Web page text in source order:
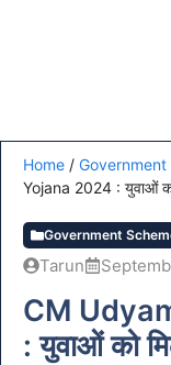
Home / Government
Yojana 2024 : युवाओं
Government
Tarun
CM
: युवाओं को